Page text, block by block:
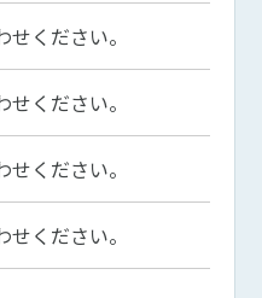
ください。
ください。
ください。
ください。